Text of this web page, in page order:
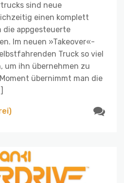
sind neue
einen komplett
die appgesteuerte
Im neuen »Takeover«-
Truck so viel
um ihn übernehmen zu
übernimmt man die